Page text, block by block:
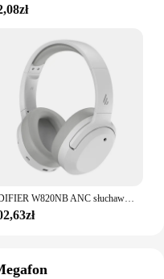
EDIFIER W820NB ANC słuchawki bezprzewodowe zestawy słuchawkowe Bluetooth Hi-Res Audio Bluetooth 5.0 40mm sterownik typu C szybkie ładowanie hybrydowy ANC